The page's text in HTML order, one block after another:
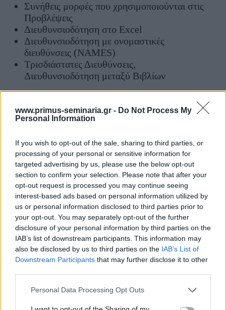
www.primus-seminaria.gr - Do Not Process My
Personal Information
If you wish to opt-out of the sale, sharing to third parties, or
processing of your personal or sensitive information for
targeted advertising by us, please use the below opt-out
section to confirm your selection. Please note that after your
opt-out request is processed you may continue seeing
interest-based ads based on personal information utilized by
us or personal information disclosed to third parties prior to
your opt-out. You may separately opt-out of the further
disclosure of your personal information by third parties on the
IAB’s list of downstream participants. This information may
also be disclosed by us to third parties on the IAB’s List of
Downstream Participants that may further disclose it to other
Please note that this website/app uses one or more Google
Personal Data Processing Opt Outs
Συνήθεις μορφές που χρησιμοποιούνται στις
Προβλέψεις
Διευθυνσιοδότηση στο Excel
Διευθυνσιοδότηση με ονομαστικές
διευθύνσεις (NAMES)
Τρισδιάστατες Διευθύνσεις,
Διευθυνσιοδότηση μεταξύ Βιβλίων
Goal Seek
ΧΡΗΣΗ ΤΩΝ ARRAYS
Τι είναι και πώς xρησιμοπούνται τα Arrays
Τομές και Προβολές
Χρήση Μονοδιάστατων Arrays στην
παραγωγή αποτελεσμάτων
Τύποι Σειράς
Πολυδιάστατα Arrays – Πίνακες Μονής –
Διπλής Εισόδου, Το Εργαλείο TABLE
Συναρτήσεις Αναζήτησης και Αναφοράς που
αφορούν τα Arrays
Σχεσιακοί πίνακες Δεδομένων & Λίστες